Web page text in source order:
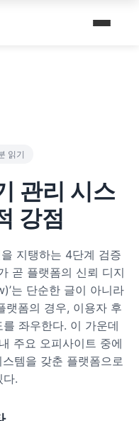
스팟 9선
온천 후 프리미엄 마사지
데이트 6가지
인 무드 데이트 5가지
읽기
관리 시스
강점
지탱하는 4단계 검증
곧 플랫폼의 신뢰 디지
는 단순한 글이 아니라
랫폼의 경우, 이용자 후
좌우한다. 이 가운데
주요 오피사이트 중에
템을 갖춘 플랫폼으로
다.